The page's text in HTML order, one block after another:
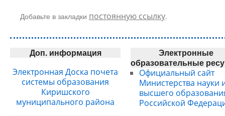
Добавьте в закладки постоянную ссылку.
Доп. информация
Электронная Доска почета
системы образования
Киришского
муниципального района
Электронные
образовательные
Официальный сайт
Министерства науки
высшего
Российской